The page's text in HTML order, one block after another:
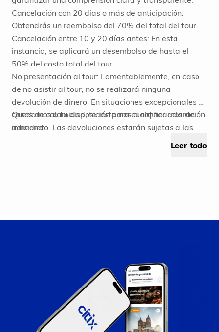
¡Esperamos que disfrutes al máximo de tu
aventura con nosotros!
Cancelación con 20 días o más de anticipación:
Obtendrás un reembolso del 70% del total del tour.
Cancelación entre 10 y 20 días antes: En esta
instancia, se aplicará un desembolso de hasta el
50% del costo total del tour.
No presentación al tour: Lamentablemente, en caso
de no asistir al tour, no se realizará ninguna
devolución de dinero. En situaciones excepcionales o
casos de calamidad, te instamos a notificarnos de
inmediato. Las devoluciones estarán sujetas a las
Quedamos a tu disposición para cualquier aclaración
adicional.
Leer todo